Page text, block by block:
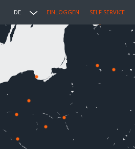
DE EINLOGGEN SELF SERVICE